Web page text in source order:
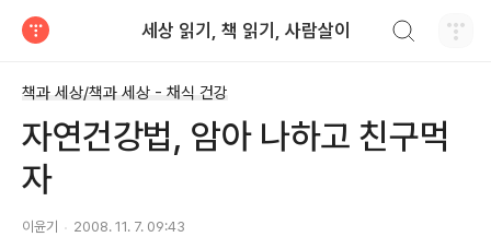
세상 읽기, 책 읽기, 사람살이
책과 세상/책과 세상 - 채식 건강
자연건강법, 암아 나하고 친구먹
자
이윤기 2008. 11. 7. 09:43